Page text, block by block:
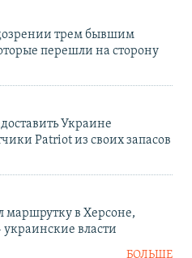
трем бывшим
перешли на сторону
Украине
Patriot из своих запасов
маршрутку в Херсоне,
украинские власти
БОЛЬШЕ